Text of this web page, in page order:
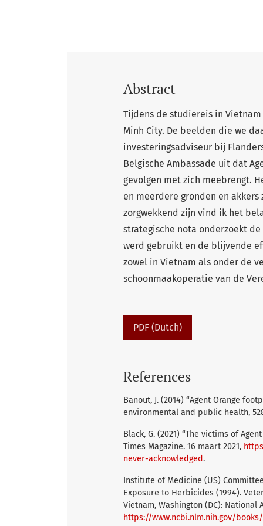
Abstract
Tijdens de studiereis in Vietnam
Minh City. De beelden die we
investeringsadviseur bij
Belgische Ambassade uit dat
gevolgen met zich meebrengt.
en meerdere gronden en
zorgwekkend zijn vind ik het
strategische nota onderzoekt
werd gebruikt en de blijvende
zowel in Vietnam als onder de
schoonmaakoperatie van de
PDF (Dutch)
References
Banout, J. (2014) “Agent Orange
environmental and public health,
Black, G. (2021) “The victims of
Times Magazine. 16 maart 2021,
never-acknowledged.
Institute of Medicine (US)
Exposure to Herbicides (1994).
Vietnam, Washington (DC): National
https://www.ncbi.nlm.nih.gov/books/